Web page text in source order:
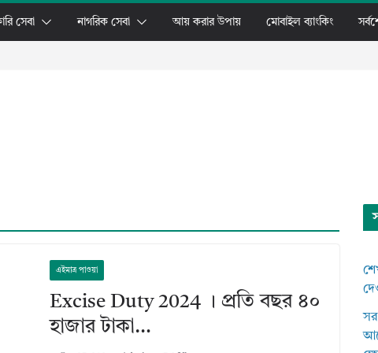
সেবা নাগরিক সেবা আয় করার উপায় মোবাইল ব্যাংকিং
এইমাত্র পাওয়া
Excise Duty 2024 । প্রতি বছর ৪০
হাজার টাকা…